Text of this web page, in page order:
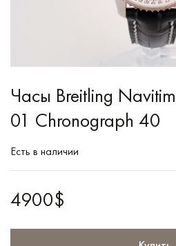
Часы Breitling
01 Chronograph 40
Есть в наличии
4900$